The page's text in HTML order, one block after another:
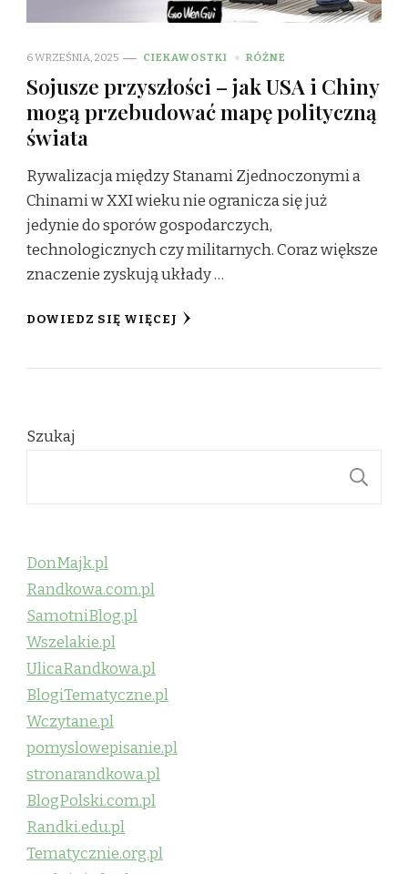
6 WRZEŚNIA, 2025 CIEKAWOSTKI RÓŻNE
Sojusze przyszłości – jak USA i Chiny
mogą przebudować mapę polityczną
świata
Rywalizacja między Stanami Zjednoczonymi a
Chinami w XXI wieku nie ogranicza się już
jedynie do sporów gospodarczych,
technologicznych czy militarnych. Coraz większe
znaczenie zyskują układy …
DOWIEDZ SIĘ WIĘCEJ
Szukaj
DonMajk.pl
Randkowa.com.pl
SamotniBlog.pl
Wszelakie.pl
UlicaRandkowa.pl
BlogiTematyczne.pl
Wczytane.pl
pomyslowepisanie.pl
stronarandkowa.pl
BlogPolski.com.pl
Randki.edu.pl
Tematycznie.org.pl